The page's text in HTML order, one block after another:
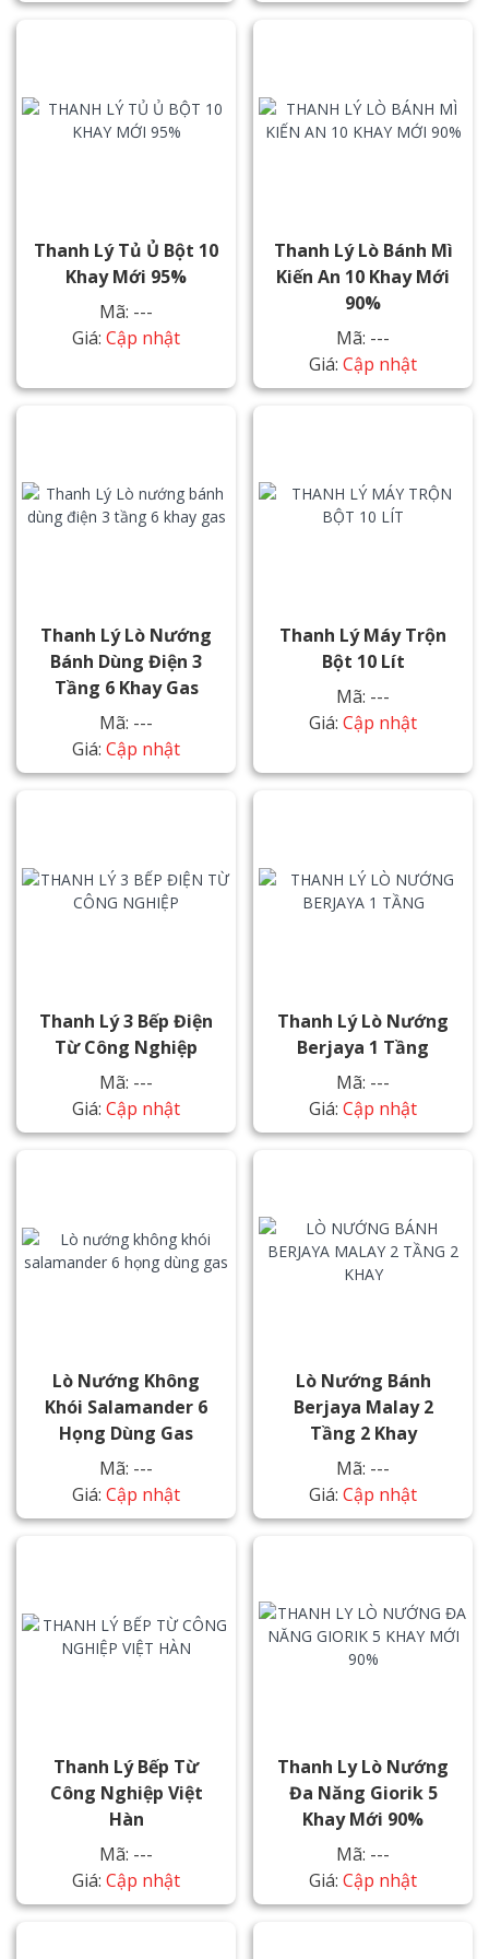
Thanh Lý Tủ Ủ Bột 10
Khay Mới 95%
Mã: ---
Giá: Cập nhật
Thanh Lý Lò Bánh Mì
Kiến An 10 Khay Mới
90%
Mã: ---
Giá: Cập nhật
Thanh Lý Lò Nướng
Bánh Dùng Điện 3
Tầng 6 Khay Gas
Mã: ---
Giá: Cập nhật
Thanh Lý Máy Trộn
Bột 10 Lít
Mã: ---
Giá: Cập nhật
Thanh Lý 3 Bếp Điện
Từ Công Nghiệp
Mã: ---
Giá: Cập nhật
Thanh Lý Lò Nướng
Berjaya 1 Tầng
Mã: ---
Giá: Cập nhật
Lò Nướng Không
Khói Salamander 6
Họng Dùng Gas
Mã: ---
Giá: Cập nhật
Lò Nướng Bánh
Berjaya Malay 2
Tầng 2 Khay
Mã: ---
Giá: Cập nhật
Thanh Lý Bếp Từ
Công Nghiệp Việt
Hàn
Mã: ---
Giá: Cập nhật
Thanh Ly Lò Nướng
Đa Năng Giorik 5
Khay Mới 90%
Mã: ---
Giá: Cập nhật